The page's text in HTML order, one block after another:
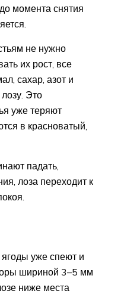
момента снятия
не нужно
их рост, все
сахар, азот и
Это
уже теряют
в красноватый,
падать,
лоза переходит к
уже спеют и
шириной 3–5 мм
ниже места